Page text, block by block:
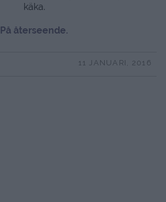
käka.
På återseende.
11 JANUARI, 2016